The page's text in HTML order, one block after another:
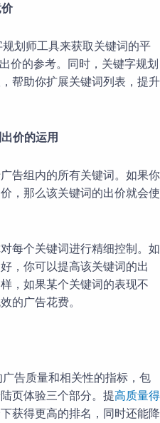
划师工具来获取关键词的平
价的参考。同时，关键字规划
帮助你扩展关键词列表，提升
价的运用
告组内的所有关键词。如果你
，那么该关键词的出价就会使
每个关键词进行精细控制。如
，你可以提高该关键词的出
，如果某个关键词的表现不
的广告花费。
告质量和相关性的指标，包
页体验三个部分。提高质量得
获得更高的排名，同时还能降